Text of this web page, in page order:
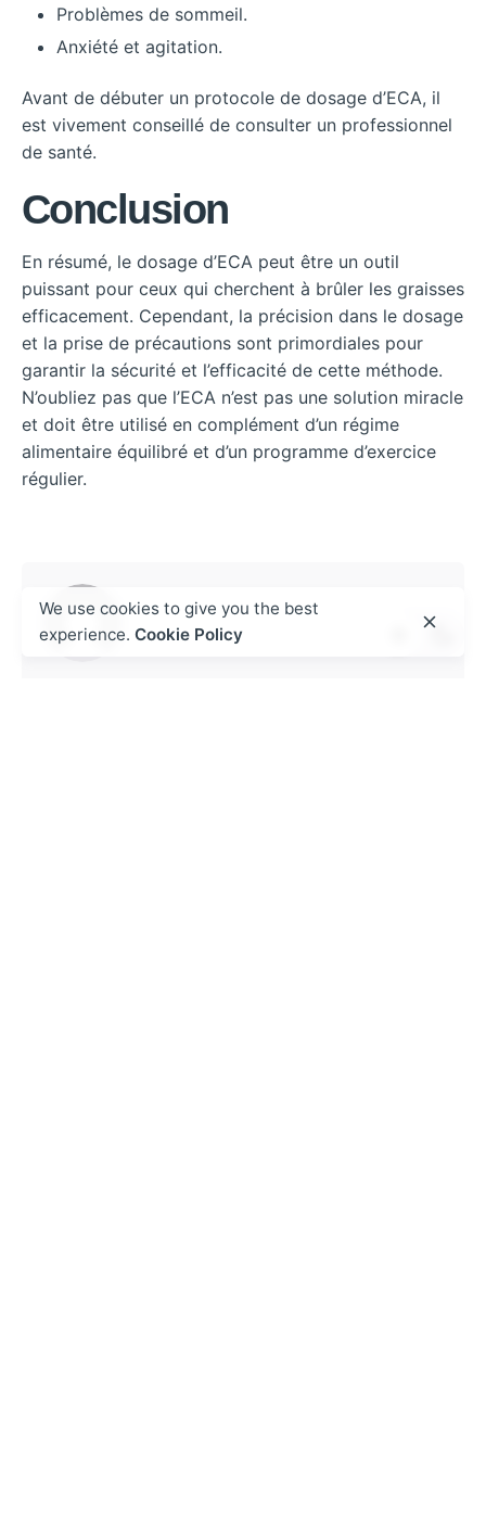
Problèmes de sommeil.
Anxiété et agitation.
Avant de débuter un protocole de dosage d’ECA, il
est vivement conseillé de consulter un professionnel
de santé.
Conclusion
En résumé, le dosage d’ECA peut être un outil
puissant pour ceux qui cherchent à brûler les graisses
efficacement. Cependant, la précision dans le dosage
et la prise de précautions sont primordiales pour
garantir la sécurité et l’efficacité de cette méthode.
N’oubliez pas que l’ECA n’est pas une solution miracle
et doit être utilisé en complément d’un régime
alimentaire équilibré et d’un programme d’exercice
régulier.
We use cookies to give you the best
experience. Cookie Policy